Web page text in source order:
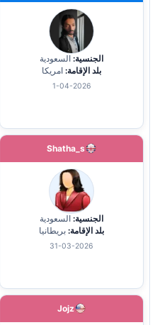
الجنسية: السعودية
بلد الإقامة: امريكا
1-04-2026
Shatha_s
الجنسية: السعودية
بلد الإقامة: بريطانيا
31-03-2026
Jojz